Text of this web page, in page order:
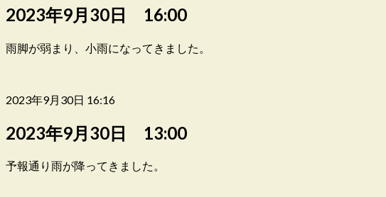
2023年9月30日 16:00
雨脚が弱まり、小雨になってきました。
2023年9月30日 16:16
2023年9月30日 13:00
予報通り雨が降ってきました。